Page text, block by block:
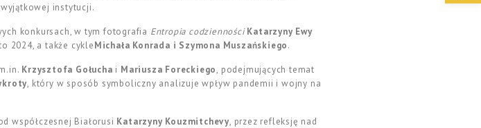
instytucji.
konkursach, w tym fotografia Entropia codzienności Katarzyny Ewy
2024, a także cykleMichała Konrada i Szymona Muszańskiego.
Krzysztofa Gołucha i Mariusza Foreckiego, podejmujących temat
, który w sposób symboliczny analizuje wpływ pandemii i wojny na
współczesnej Białorusi Katarzyny Kouzmitchevy, przez refleksję nad